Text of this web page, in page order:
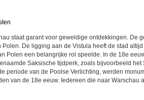
staat garant voor geweldige ontdekkingen.
De ligging aan de Vistula heeft de stad
Polen een belangrijke rol speelde. In de 18e
Saksische tijdperk, zoals bijvoorbeeld
periode van de Poolse Verlichting, werden
van de 18e eeuw. Iedereen die naar